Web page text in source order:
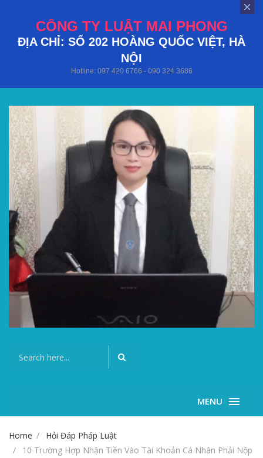
CÔNG TY LUẬT MAI PHONG
ĐỊA CHỈ: SỐ 202 HOÀNG QUỐC VIỆT, HÀ
NỘI
Hotline: 097 420 6766 - 090 324 3686
MENU
Home
Hỏi Đáp Pháp Luật
10 Trường Hợp Nhận Tiền Vào Tài Khoản Cá Nhân Phải Nộp